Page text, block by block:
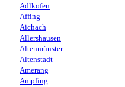
Adlkofen
Affing
Aichach
Allershausen
Altenmünster
Altenstadt
Amerang
Ampfing